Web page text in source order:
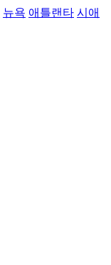
뉴욕 애틀랜타 시애